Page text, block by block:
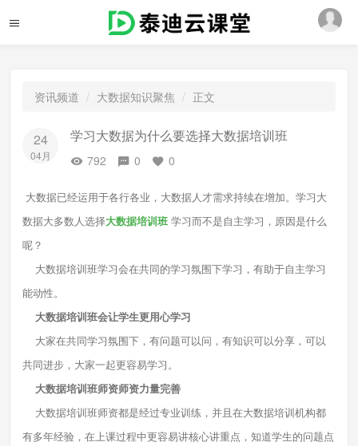
资讯频道 大数据知识聚焦 正文
24
04月
学习大数据为什么要选择大数据培训班
792 0 0
大数据已经运用于各行各业，大数据人才需求持续在增加。学习大
数据大多数人选择大数据培训班 学习而不是自主学习，原因是什么
呢？
大数据培训班学习会在共同的学习氛围下学习，有助于自主学习
能动性。
大数据培训班会让学生更用心学习
大家在共同学习氛围下，有问题可以问，有知识可以分享，可以
共同进步，大家一起更容易学习。
大数据培训班师资师资力量完善
大数据培训班师资都是经过专业训练，并且在大数据培训机构都
有多年经验，在上课过程中更容易讲核心讲重点，知道学生的问题点